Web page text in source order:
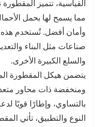
القياسية، تتميز
مما يسمح لها بحمل
وأمان أفضل. تُستخدم
صناعات مثل البناء
والسلع الكبيرة الأخرى.
يتضمن هيكل المقطورة
ومنخفضة ذات محاور
بالتساوي، وإطارًا قويًا
النوع والتطبيق، تأتي